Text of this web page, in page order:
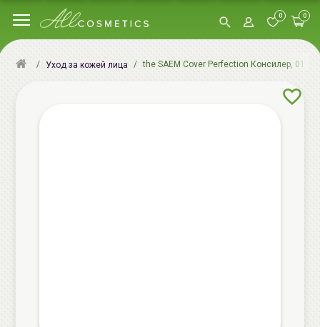
0 0
Уход за кожей лица the SAEM Cover Perfection Консилер, 01